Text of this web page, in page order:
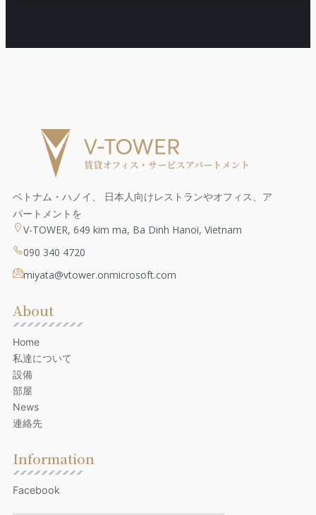
ベトナム・ハノイ、 日本人向けレストランやオフィス、ア
パートメントを
V-TOWER, 649 kim ma, Ba Dinh Hanoi, Vietnam
090 340 4720
miyata@vtower.onmicrosoft.com
About
Home
私達について
設備
部屋
News
連絡先
Information
Facebook